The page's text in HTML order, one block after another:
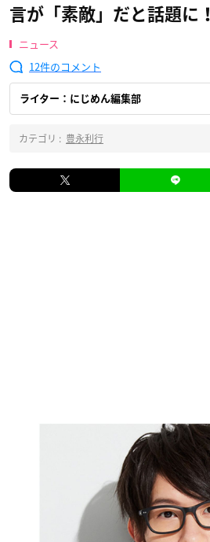
言が「素敵」だと話題に！
ニュース
12
ライター：にじめん編集部
カテゴリ : 豊永利行